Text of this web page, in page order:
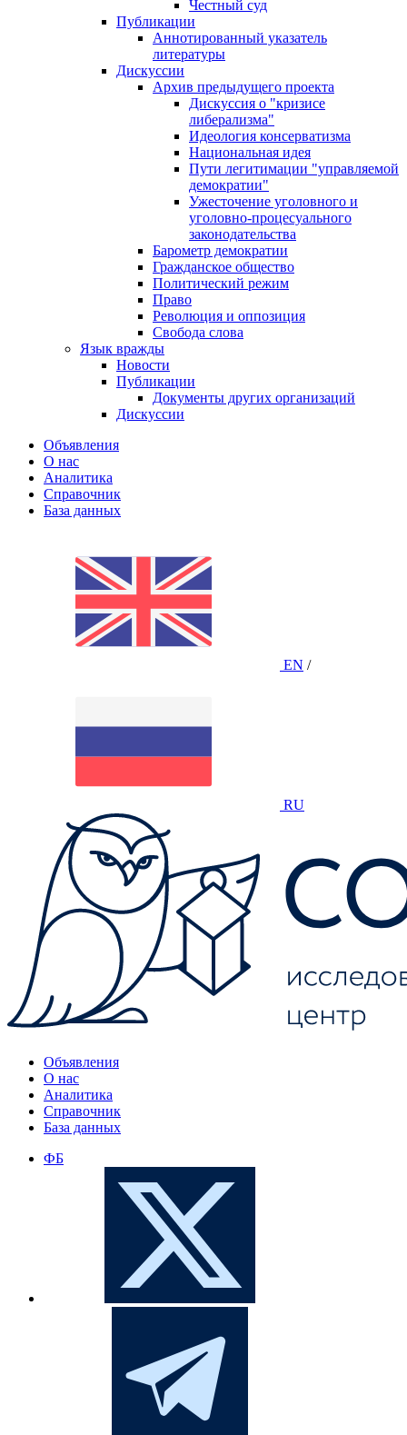
Честный суд
Публикации
Аннотированный указатель
литературы
Дискуссии
Архив предыдущего проекта
Дискуссия о "кризисе
либерализма"
Идеология консерватизма
Национальная идея
Пути легитимации "управляемой
демократии"
Ужесточение уголовного и
уголовно-процесуального
законодательства
Барометр демократии
Гражданское общество
Политический режим
Право
Революция и оппозиция
Свобода слова
Язык вражды
Новости
Публикации
Документы других организаций
Дискуссии
Объявления
О нас
Аналитика
Справочник
База данных
EN /
RU
Объявления
О нас
Аналитика
Справочник
База данных
ФБ